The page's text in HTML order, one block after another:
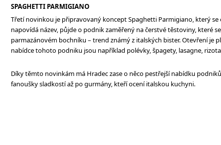
SPAGHETTI PARMIGIANO
Třetí novinkou je připravovaný koncept Spaghetti Parmigiano, který se
napovídá název, půjde o podnik zaměřený na čerstvé těstoviny, které
parmazánovém bochníku – trend známý z italských bister. Otevření je
nabídce tohoto podniku jsou například polévky, špagety, lasagne,
Díky těmto novinkám má Hradec zase o něco pestřejší nabídku
fanoušky sladkostí až po gurmány, kteří ocení italskou kuchyni.